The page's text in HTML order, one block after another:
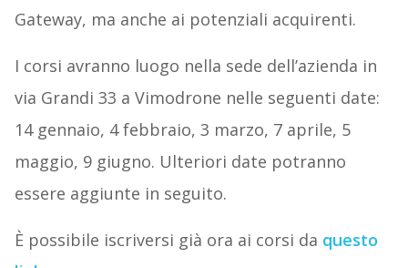
Gateway, ma anche ai potenziali acquirenti.
I corsi avranno luogo nella sede dell’azienda in
via Grandi 33 a Vimodrone nelle seguenti date:
14 gennaio, 4 febbraio, 3 marzo, 7 aprile, 5
maggio, 9 giugno. Ulteriori date potranno
essere aggiunte in seguito.
È possibile iscriversi già ora ai corsi da questo